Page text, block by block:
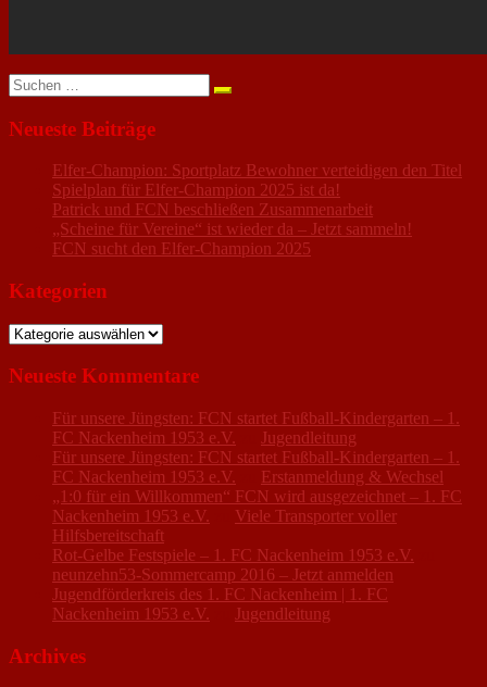
Suchen
nach:
Neueste Beiträge
Elfer-Champion: Sportplatz Bewohner verteidigen den Titel
Spielplan für Elfer-Champion 2025 ist da!
Patrick und FCN beschließen Zusammenarbeit
„Scheine für Vereine“ ist wieder da – Jetzt sammeln!
FCN sucht den Elfer-Champion 2025
Kategorien
Kategorien
Neueste Kommentare
Für unsere Jüngsten: FCN startet Fußball-Kindergarten – 1.
FC Nackenheim 1953 e.V.
Jugendleitung
Für unsere Jüngsten: FCN startet Fußball-Kindergarten – 1.
FC Nackenheim 1953 e.V.
Erstanmeldung & Wechsel
„1:0 für ein Willkommen“ FCN wird ausgezeichnet – 1. FC
Nackenheim 1953 e.V.
Viele Transporter voller
Hilfsbereitschaft
Rot-Gelbe Festspiele – 1. FC Nackenheim 1953 e.V.
neunzehn53-Sommercamp 2016 – Jetzt anmelden
Jugendförderkreis des 1. FC Nackenheim | 1. FC
Nackenheim 1953 e.V.
Jugendleitung
Archives